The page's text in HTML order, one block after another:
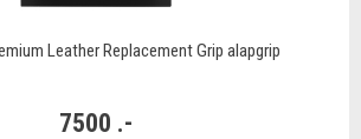
Leather Replacement Grip alapgrip
7500 .-